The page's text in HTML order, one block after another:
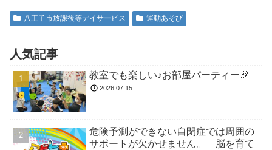
八王子市放課後等デイサービス 運動あそび
人気記事
教室でも楽しい♪お部屋パーティー🎉
2026.07.15
危険予測ができない自閉症では周囲の
サポートが欠かせません。 脳を育て